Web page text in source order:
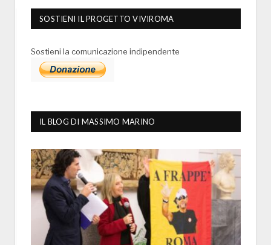
SOSTIENI IL PROGETTO VIVIROMA
Sostieni la comunicazione indipendente
IL BLOG DI MASSIMO MARINO